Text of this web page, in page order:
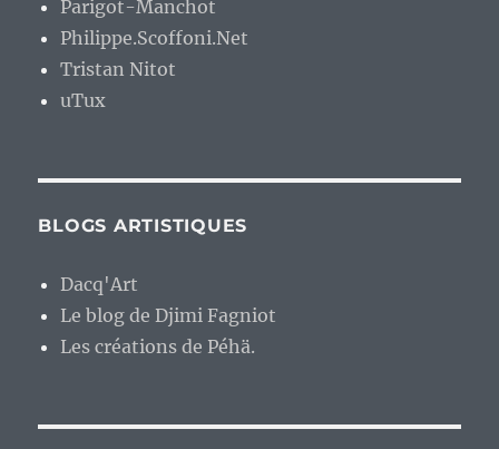
Parigot-Manchot
Philippe.Scoffoni.Net
Tristan Nitot
uTux
BLOGS ARTISTIQUES
Dacq'Art
Le blog de Djimi Fagniot
Les créations de Péhä.